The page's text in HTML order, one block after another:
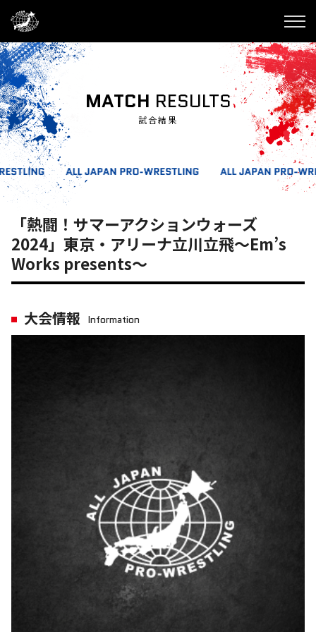
MATCH RESULTS
試合結果
「熱闘！サマーアクションウォーズ
2024」東京・アリーナ立川立飛～Em’s
Works presents～
大会情報 Information